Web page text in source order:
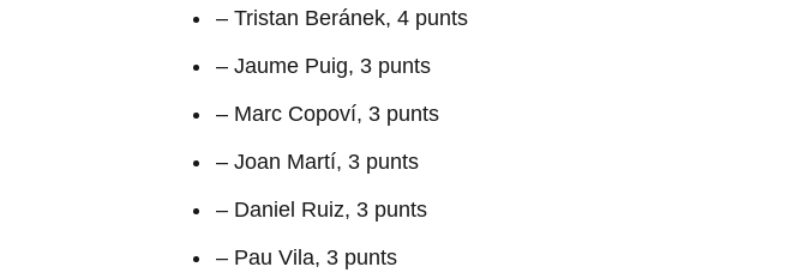
– Tristan Beránek, 4 punts
– Jaume Puig, 3 punts
– Marc Copoví, 3 punts
– Joan Martí, 3 punts
– Daniel Ruiz, 3 punts
– Pau Vila, 3 punts